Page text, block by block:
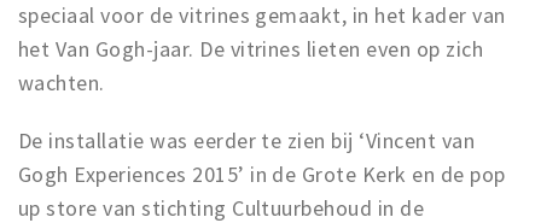
speciaal voor de vitrines gemaakt, in het kader van
het Van Gogh-jaar. De vitrines lieten even op zich
wachten.
De installatie was eerder te zien bij ‘Vincent van
Gogh Experiences 2015’ in de Grote Kerk en de pop
up store van stichting Cultuurbehoud in de